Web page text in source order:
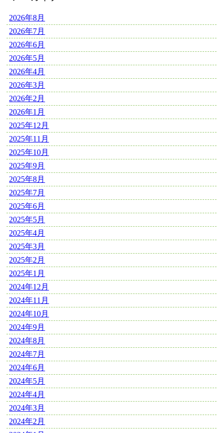
2026年8月
2026年7月
2026年6月
2026年5月
2026年4月
2026年3月
2026年2月
2026年1月
2025年12月
2025年11月
2025年10月
2025年9月
2025年8月
2025年7月
2025年6月
2025年5月
2025年4月
2025年3月
2025年2月
2025年1月
2024年12月
2024年11月
2024年10月
2024年9月
2024年8月
2024年7月
2024年6月
2024年5月
2024年4月
2024年3月
2024年2月